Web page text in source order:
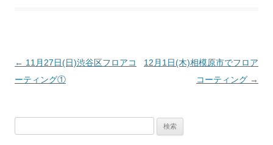
投稿ナビゲーション
← 11月27日(日)渋谷区フロアコ
ーティング①
12月1日(木)相模原市でフロア
コーティング →